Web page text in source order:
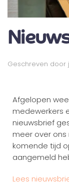
Geschreven door
Afgelopen
medewerkers
nieuwsbrief
meer over ons
komende tijd
aangemeld
Lees